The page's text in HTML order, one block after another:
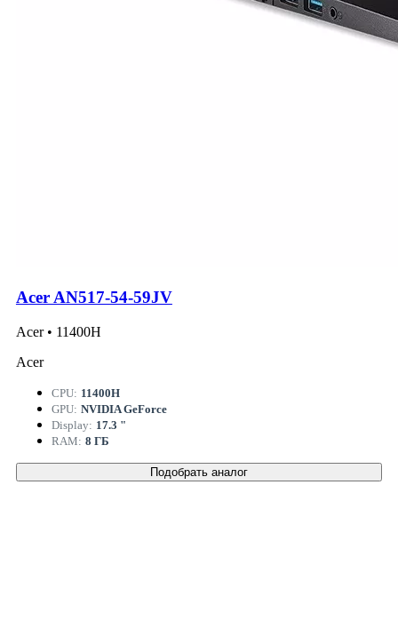
Acer AN517-54-59JV
Acer • 11400H
Acer
CPU: 11400H
GPU: NVIDIA GeForce
Display: 17.3 "
RAM: 8 ГБ
Подобрать аналог